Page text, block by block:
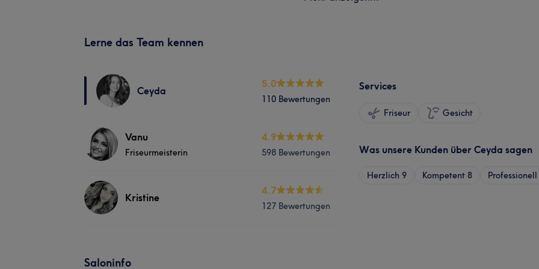
Lerne das Team kennen
Ceyda
5.0
110 Bewertungen
Vanu
Friseurmeisterin
4.9
598 Bewertungen
Kristine
4.7
127 Bewertungen
Services
Friseur Gesicht
Was unsere Kunden über Ceyda sagen
Herzlich 9 Kompetent 8 Professionell
Saloninfo